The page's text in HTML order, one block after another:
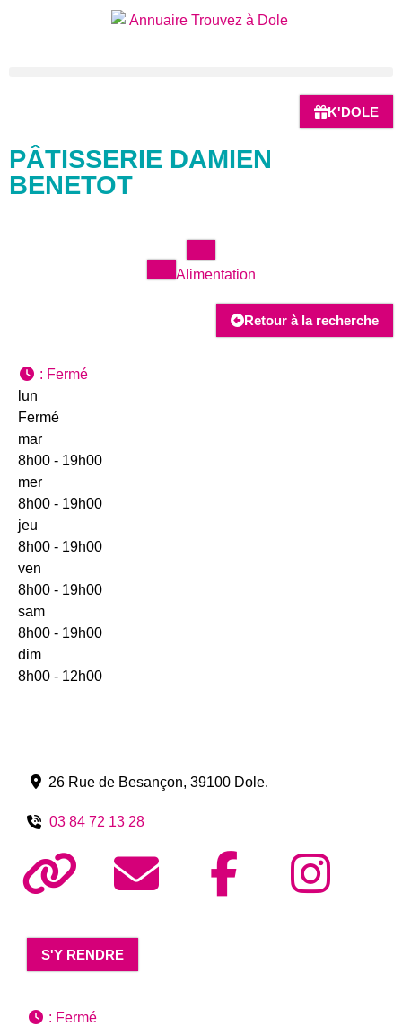
K'DOLE
PÂTISSERIE DAMIEN
BENETOT
Alimentation
Retour à la recherche
: Fermé
lun
Fermé
mar
8h00 - 19h00
mer
8h00 - 19h00
jeu
8h00 - 19h00
ven
8h00 - 19h00
sam
8h00 - 19h00
dim
8h00 - 12h00
26 Rue de Besançon, 39100 Dole.
03 84 72 13 28
S'Y RENDRE
: Fermé